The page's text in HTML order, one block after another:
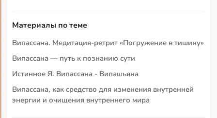
Материалы по теме
Випассана. Медитация-ретрит «Погружение в тишину»
Випассана — путь к познанию сути
Истинное Я. Випассана - Випашьяна
Випассана, как средство для изменения внутренней
энергии и очищения внутреннего мира